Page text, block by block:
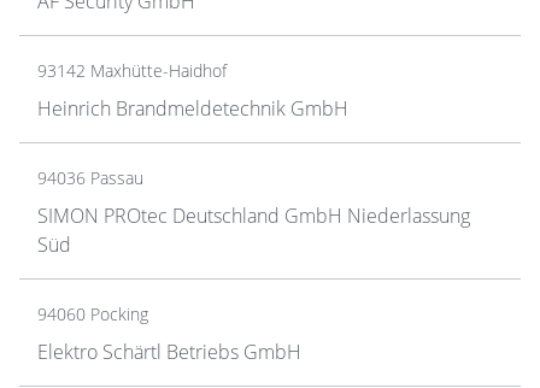
93142 Maxhütte-Haidhof
Heinrich Brandmeldetechnik GmbH
94036 Passau
SIMON PROtec Deutschland GmbH Niederlassung
Süd
94060 Pocking
Elektro Schärtl Betriebs GmbH